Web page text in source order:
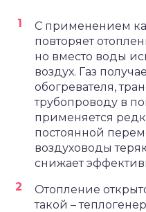
С применением
повторяет
но вместо воды
воздух. Газ
обогревателя,
трубопроводу в
применяется
постоянной
воздуховоды
снижает
Отопление
такой –